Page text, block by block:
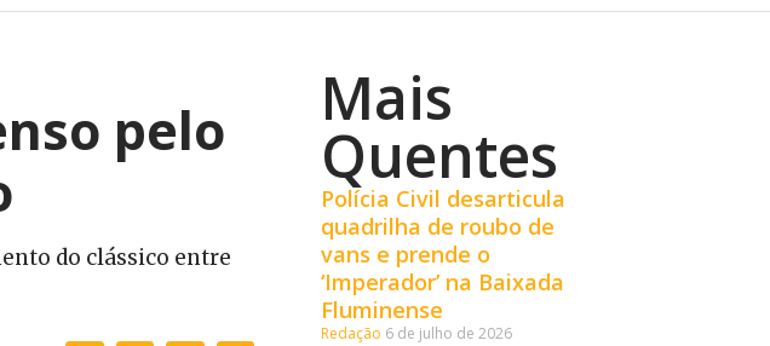
pelo
do clássico entre
Mais
Quentes
Polícia Civil desarticula
quadrilha de roubo de
vans e prende o
‘Imperador’ na Baixada
Fluminense
Redação 6 de julho de 2026